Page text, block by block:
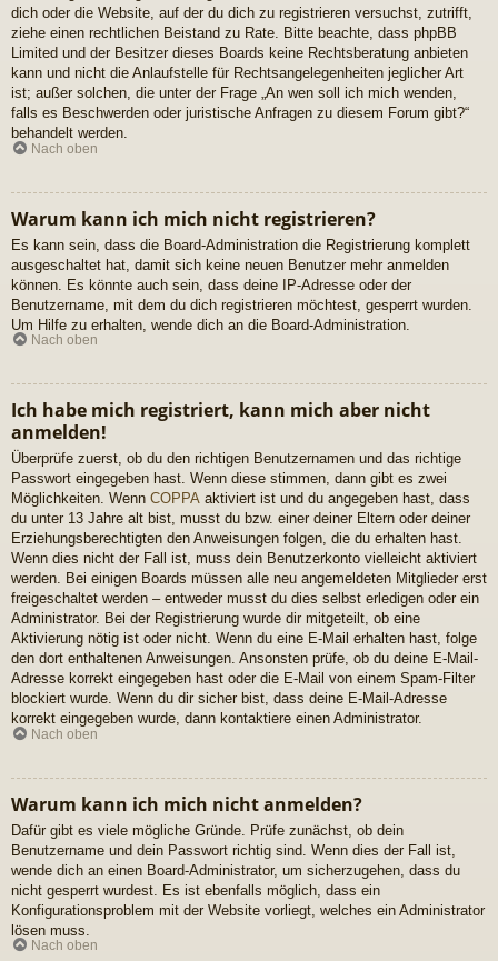
dich oder die Website, auf der du dich zu registrieren versuchst, zutrifft,
ziehe einen rechtlichen Beistand zu Rate. Bitte beachte, dass phpBB
Limited und der Besitzer dieses Boards keine Rechtsberatung anbieten
kann und nicht die Anlaufstelle für Rechtsangelegenheiten jeglicher Art
ist; außer solchen, die unter der Frage „An wen soll ich mich wenden,
falls es Beschwerden oder juristische Anfragen zu diesem Forum gibt?“
behandelt werden.
Nach oben
Warum kann ich mich nicht registrieren?
Es kann sein, dass die Board-Administration die Registrierung komplett
ausgeschaltet hat, damit sich keine neuen Benutzer mehr anmelden
können. Es könnte auch sein, dass deine IP-Adresse oder der
Benutzername, mit dem du dich registrieren möchtest, gesperrt wurden.
Um Hilfe zu erhalten, wende dich an die Board-Administration.
Nach oben
Ich habe mich registriert, kann mich aber nicht
anmelden!
Überprüfe zuerst, ob du den richtigen Benutzernamen und das richtige
Passwort eingegeben hast. Wenn diese stimmen, dann gibt es zwei
Möglichkeiten. Wenn COPPA aktiviert ist und du angegeben hast, dass
du unter 13 Jahre alt bist, musst du bzw. einer deiner Eltern oder deiner
Erziehungsberechtigten den Anweisungen folgen, die du erhalten hast.
Wenn dies nicht der Fall ist, muss dein Benutzerkonto vielleicht aktiviert
werden. Bei einigen Boards müssen alle neu angemeldeten Mitglieder erst
freigeschaltet werden – entweder musst du dies selbst erledigen oder ein
Administrator. Bei der Registrierung wurde dir mitgeteilt, ob eine
Aktivierung nötig ist oder nicht. Wenn du eine E-Mail erhalten hast, folge
den dort enthaltenen Anweisungen. Ansonsten prüfe, ob du deine E-Mail-
Adresse korrekt eingegeben hast oder die E-Mail von einem Spam-Filter
blockiert wurde. Wenn du dir sicher bist, dass deine E-Mail-Adresse
korrekt eingegeben wurde, dann kontaktiere einen Administrator.
Nach oben
Warum kann ich mich nicht anmelden?
Dafür gibt es viele mögliche Gründe. Prüfe zunächst, ob dein
Benutzername und dein Passwort richtig sind. Wenn dies der Fall ist,
wende dich an einen Board-Administrator, um sicherzugehen, dass du
nicht gesperrt wurdest. Es ist ebenfalls möglich, dass ein
Konfigurationsproblem mit der Website vorliegt, welches ein Administrator
lösen muss.
Nach oben